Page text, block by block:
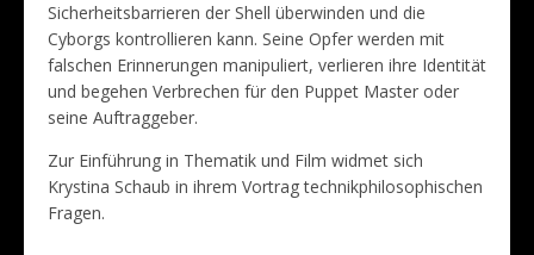
Sicherheitsbarrieren der Shell überwinden und die
Cyborgs kontrollieren kann. Seine Opfer werden mit
falschen Erinnerungen manipuliert, verlieren ihre Identität
und begehen Verbrechen für den Puppet Master oder
seine Auftraggeber.
Zur Einführung in Thematik und Film widmet sich
Krystina Schaub in ihrem Vortrag technikphilosophischen
Fragen.